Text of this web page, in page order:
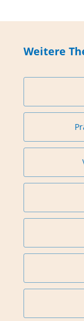
Weitere